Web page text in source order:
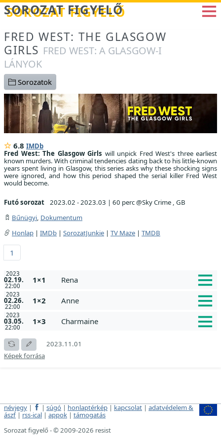
Betöltés...
SOROZAT FIGYELŐ
FRED WEST: THE GLASGOW
GIRLS FRED WEST: A GLASGOW-I
LÁNYOK
Sorozatok
6.8 IMDb
Fred West: The Glasgow Girls will unpick Fred West's three earliest
known murders. With criminal tendencies dating back to his little-known
years spent living in Glasgow, this series asks why these shocking signs
were ignored, and how this period shaped the serial killer Fred West
would become.
Futó sorozat 2023.02 - 2023.03 | 60 perc @Sky Crime , GB
Bűnügyi, Dokumentum
Honlap | IMDb | SorozatJunkie | TV Maze | TMDB
1
2023
02.19.
22:00
1×1 Rena
2023
02.26.
22:00
1×2 Anne
2023
03.05.
22:00
1×3 Charmaine
2023.11.01
Képek forrása
névjegy | | súgó | honlaptérkép | kapcsolat | adatvédelem &
ászf | rss-ical | appok | támogatás
Sorozat figyelő - © 2009-2026 resist